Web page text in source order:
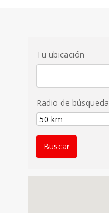
Tu ubicación
Radio de búsqueda